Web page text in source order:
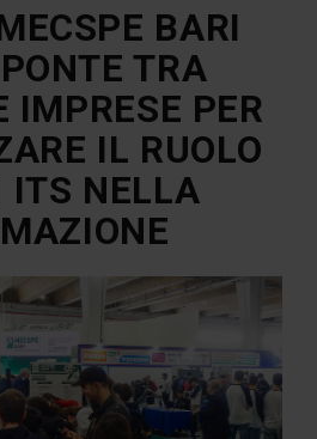
BARI
TRA
IMPRESE PER
IL RUOLO
ITS NELLA